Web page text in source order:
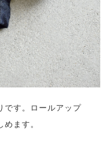
です。ロールアップ
ます。